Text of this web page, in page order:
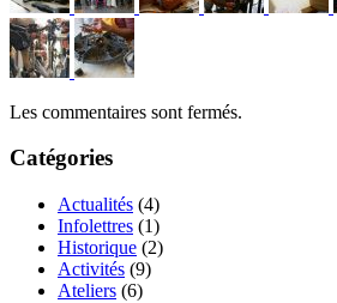
Les commentaires sont fermés.
Catégories
Actualités (4)
Infolettres (1)
Historique (2)
Activités (9)
Ateliers (6)